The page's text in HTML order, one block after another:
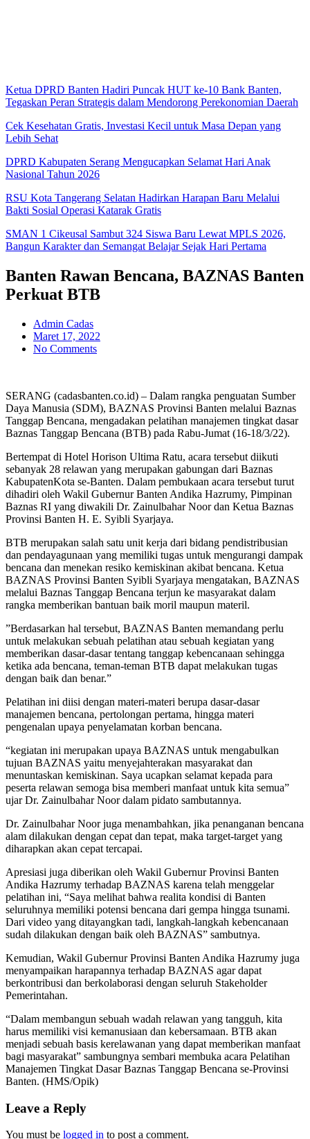
Ketua DPRD Banten Hadiri Puncak HUT ke-10 Bank Banten,
Tegaskan Peran Strategis dalam Mendorong Perekonomian Daerah
Cek Kesehatan Gratis, Investasi Kecil untuk Masa Depan yang
Lebih Sehat
DPRD Kabupaten Serang Mengucapkan Selamat Hari Anak
Nasional Tahun 2026
RSU Kota Tangerang Selatan Hadirkan Harapan Baru Melalui
Bakti Sosial Operasi Katarak Gratis
SMAN 1 Cikeusal Sambut 324 Siswa Baru Lewat MPLS 2026,
Bangun Karakter dan Semangat Belajar Sejak Hari Pertama
Banten Rawan Bencana, BAZNAS Banten
Perkuat BTB
Admin Cadas
Maret 17, 2022
No Comments
SERANG (cadasbanten.co.id) – Dalam rangka penguatan Sumber
Daya Manusia (SDM), BAZNAS Provinsi Banten melalui Baznas
Tanggap Bencana, mengadakan pelatihan manajemen tingkat dasar
Baznas Tanggap Bencana (BTB) pada Rabu-Jumat (16-18/3/22).
Bertempat di Hotel Horison Ultima Ratu, acara tersebut diikuti
sebanyak 28 relawan yang merupakan gabungan dari Baznas
KabupatenKota se-Banten. Dalam pembukaan acara tersebut turut
dihadiri oleh Wakil Gubernur Banten Andika Hazrumy, Pimpinan
Baznas RI yang diwakili Dr. Zainulbahar Noor dan Ketua Baznas
Provinsi Banten H. E. Syibli Syarjaya.
BTB merupakan salah satu unit kerja dari bidang pendistribusian
dan pendayagunaan yang memiliki tugas untuk mengurangi dampak
bencana dan menekan resiko kemiskinan akibat bencana. Ketua
BAZNAS Provinsi Banten Syibli Syarjaya mengatakan, BAZNAS
melalui Baznas Tanggap Bencana terjun ke masyarakat dalam
rangka memberikan bantuan baik moril maupun materil.
”Berdasarkan hal tersebut, BAZNAS Banten memandang perlu
untuk melakukan sebuah pelatihan atau sebuah kegiatan yang
memberikan dasar-dasar tentang tanggap kebencanaan sehingga
ketika ada bencana, teman-teman BTB dapat melakukan tugas
dengan baik dan benar.”
Pelatihan ini diisi dengan materi-materi berupa dasar-dasar
manajemen bencana, pertolongan pertama, hingga materi
pengenalan upaya penyelamatan korban bencana.
“kegiatan ini merupakan upaya BAZNAS untuk mengabulkan
tujuan BAZNAS yaitu menyejahterakan masyarakat dan
menuntaskan kemiskinan. Saya ucapkan selamat kepada para
peserta relawan semoga bisa memberi manfaat untuk kita semua”
ujar Dr. Zainulbahar Noor dalam pidato sambutannya.
Dr. Zainulbahar Noor juga menambahkan, jika penanganan bencana
alam dilakukan dengan cepat dan tepat, maka target-target yang
diharapkan akan cepat tercapai.
Apresiasi juga diberikan oleh Wakil Gubernur Provinsi Banten
Andika Hazrumy terhadap BAZNAS karena telah menggelar
pelatihan ini, “Saya melihat bahwa realita kondisi di Banten
seluruhnya memiliki potensi bencana dari gempa hingga tsunami.
Dari video yang ditayangkan tadi, langkah-langkah kebencanaan
sudah dilakukan dengan baik oleh BAZNAS” sambutnya.
Kemudian, Wakil Gubernur Provinsi Banten Andika Hazrumy juga
menyampaikan harapannya terhadap BAZNAS agar dapat
berkontribusi dan berkolaborasi dengan seluruh Stakeholder
Pemerintahan.
“Dalam membangun sebuah wadah relawan yang tangguh, kita
harus memiliki visi kemanusiaan dan kebersamaan. BTB akan
menjadi sebuah basis kerelawanan yang dapat memberikan manfaat
bagi masyarakat” sambungnya sembari membuka acara Pelatihan
Manajemen Tingkat Dasar Baznas Tanggap Bencana se-Provinsi
Banten. (HMS/Opik)
Leave a Reply
You must be logged in to post a comment.